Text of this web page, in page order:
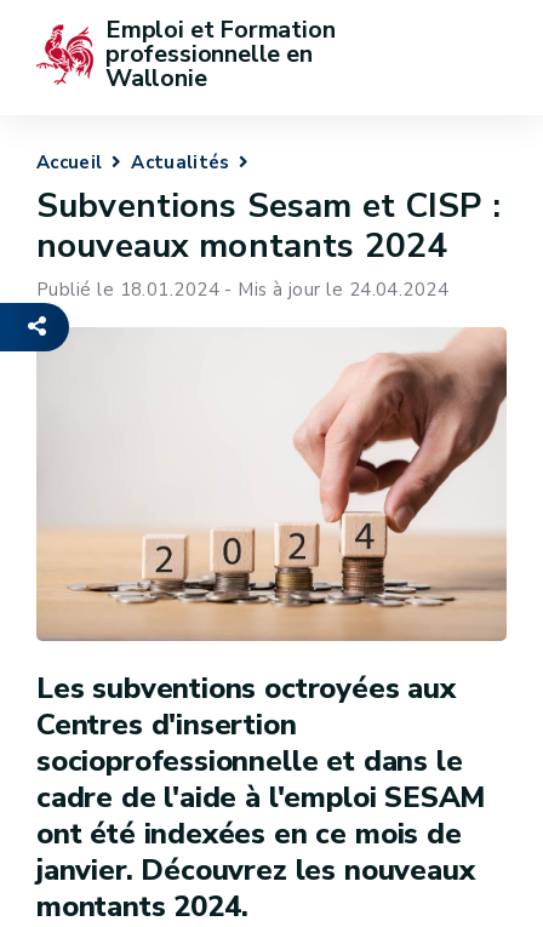
Emploi et Formation
professionnelle en
Wallonie
Accueil Actualités
Subventions Sesam et CISP :
nouveaux montants 2024
Publié le 18.01.2024 - Mis à jour le 24.04.2024
Les subventions octroyées aux
Centres d'insertion
socioprofessionnelle et dans le
cadre de l'aide à l'emploi SESAM
ont été indexées en ce mois de
janvier. Découvrez les nouveaux
montants 2024.